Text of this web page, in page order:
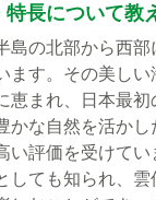
特長について教
島の北部から西
ます。その美し
恵まれ、日本最
かな自然を活か
い評価を受けてい
しても知られ、